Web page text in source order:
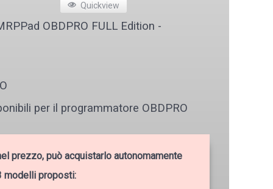
Quickview
OBDPRO FULL Edition -
per il programmatore OBDPRO
prezzo, può acquistarlo autonomamente
modelli proposti: